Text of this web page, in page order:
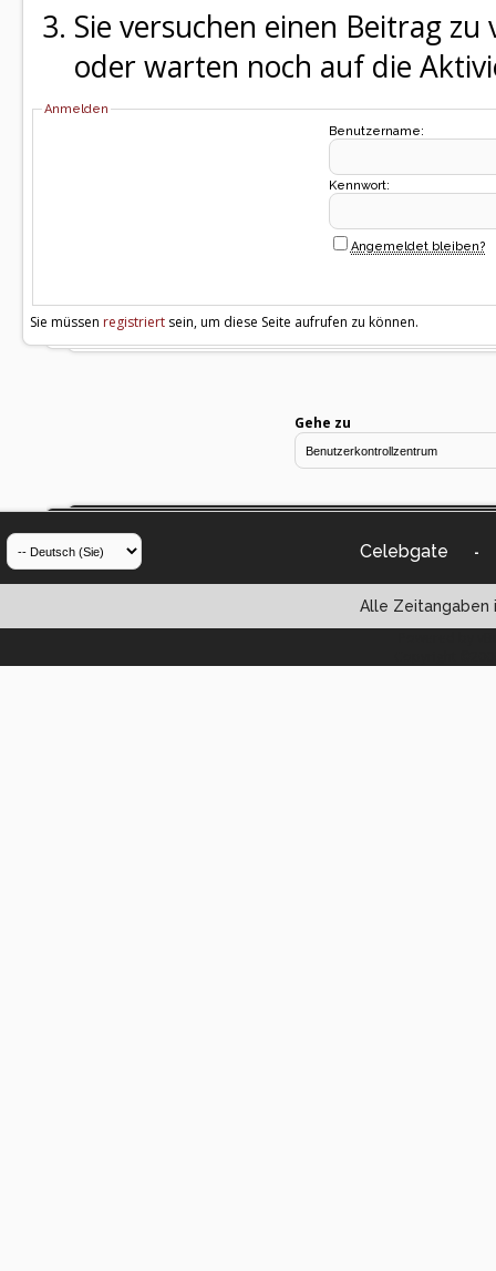
Sie versuchen einen Beitrag
oder warten noch auf die
Anmelden
Benutzername:
Kennwort:
Angemeldet bleiben?
Sie müssen registriert sein, um diese Seite aufrufen zu können.
Gehe zu
Celebgate -
Alle Zeitangaben